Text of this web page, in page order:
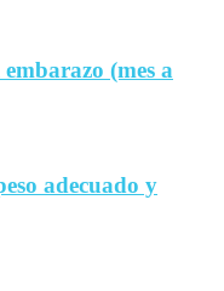
(mes a
adecuado y